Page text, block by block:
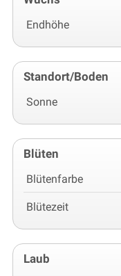
Endhöhe
Standort/Boden
Sonne
Blüten
Blütenfarbe
Blütezeit
Laub